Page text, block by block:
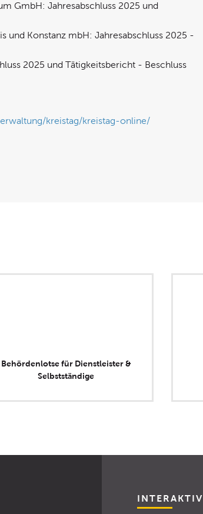
GmbH: Jahresabschluss 2025 und
und Konstanz mbH: Jahresabschluss 2025 -
2025 und Tätigkeitsbericht - Beschluss
kreistag/kreistag-online/
Behördenlotse für Dienstleister &
Selbstständige
INTERAKTIV